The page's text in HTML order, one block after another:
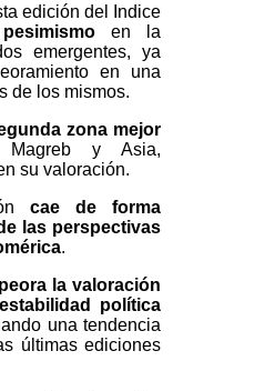
edición del Indice
en la
emergentes, ya
en una
de los mismos.
zona mejor
y Asia,
su valoración.
cae de forma
las perspectivas
.
la valoración
política
una tendencia
últimas ediciones